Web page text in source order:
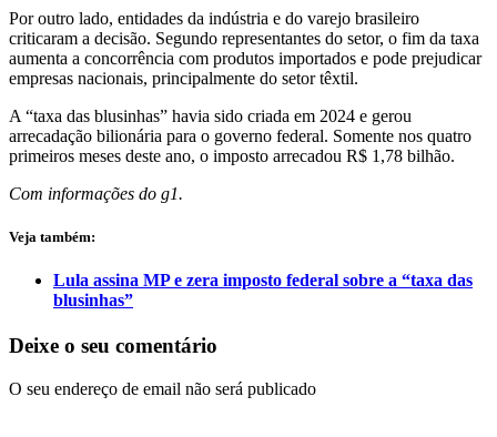
Por outro lado, entidades da indústria e do varejo brasileiro
criticaram a decisão. Segundo representantes do setor, o fim da taxa
aumenta a concorrência com produtos importados e pode prejudicar
empresas nacionais, principalmente do setor têxtil.
A “taxa das blusinhas” havia sido criada em 2024 e gerou
arrecadação bilionária para o governo federal. Somente nos quatro
primeiros meses deste ano, o imposto arrecadou R$ 1,78 bilhão.
Com informações do g1.
Veja também:
Lula assina MP e zera imposto federal sobre a “taxa das
blusinhas”
Deixe o seu comentário
O seu endereço de email não será publicado